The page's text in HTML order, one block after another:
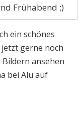
Frühabend ;)
ein schönes
gerne noch
ansehen
bei Alu auf